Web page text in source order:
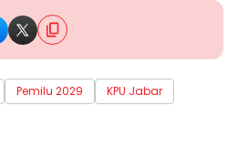
Pemilu 2029 KPU Jabar